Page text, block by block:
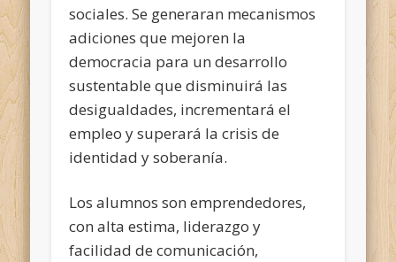
sociales. Se generaran mecanismos
adiciones que mejoren la
democracia para un desarrollo
sustentable que disminuirá las
desigualdades, incrementará el
empleo y superará la crisis de
identidad y soberanía.
Los alumnos son emprendedores,
con alta estima, liderazgo y
facilidad de comunicación,